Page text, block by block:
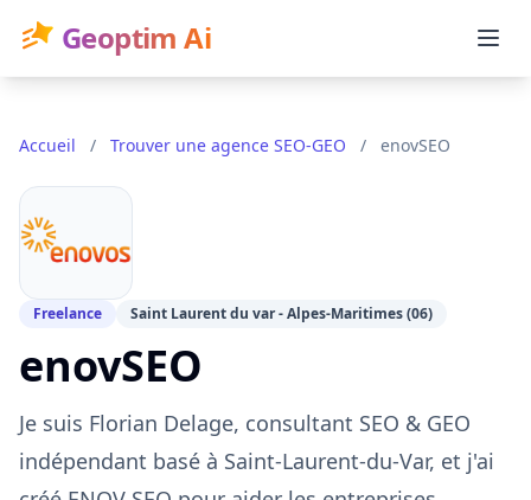
Geoptim Ai
Accueil / Trouver une agence SEO-GEO / enovSEO
Freelance Saint Laurent du var - Alpes-Maritimes (06)
enovSEO
Je suis Florian Delage, consultant SEO & GEO
indépendant basé à Saint-Laurent-du-Var, et j'ai